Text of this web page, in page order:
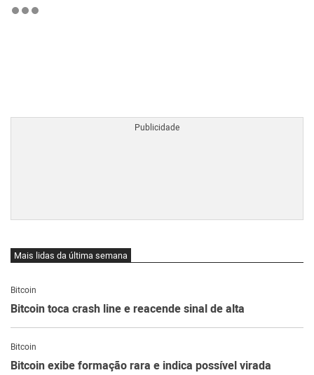
Mais lidas da última semana
Bitcoin
Bitcoin toca crash line e reacende sinal de alta
Bitcoin
Bitcoin exibe formação rara e indica possível virada